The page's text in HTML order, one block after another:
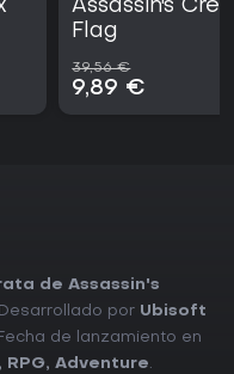
Assassin's
Flag
39,56 €
9,89 €
de Assassin's
por Ubisoft
de lanzamiento en
, RPG, Adventure.